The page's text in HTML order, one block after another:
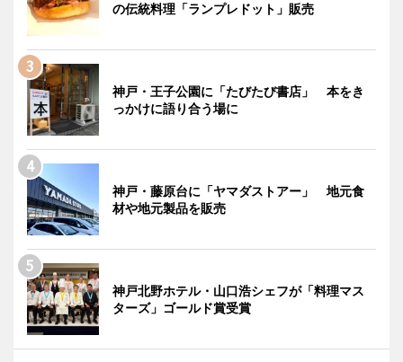
の伝統料理「ランプレドット」販売
神戸・王子公園に「たびたび書店」 本をき
っかけに語り合う場に
神戸・藤原台に「ヤマダストアー」 地元食
材や地元製品を販売
神戸北野ホテル・山口浩シェフが「料理マス
ターズ」ゴールド賞受賞